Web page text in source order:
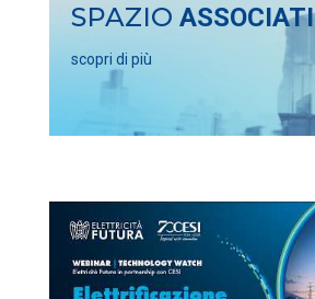
SPAZIO ASSOCIATI
scopri di più